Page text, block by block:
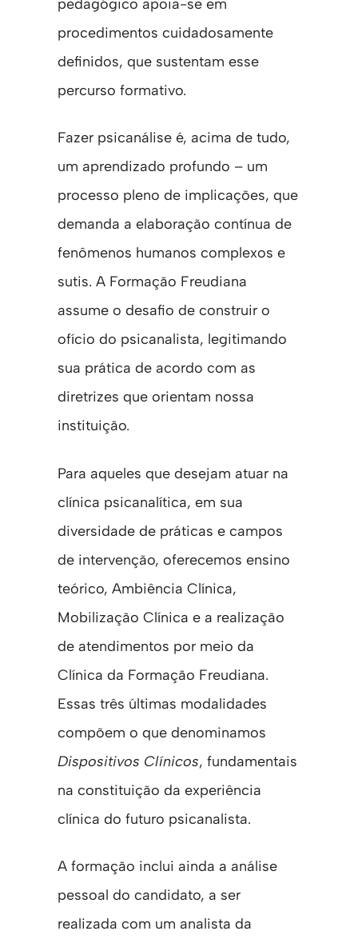
pedagógico apoia-se em
procedimentos cuidadosamente
definidos, que sustentam esse
percurso formativo.
Fazer psicanálise é, acima de tudo,
um aprendizado profundo – um
processo pleno de implicações, que
demanda a elaboração contínua de
fenômenos humanos complexos e
sutis. A Formação Freudiana
assume o desafio de construir o
ofício do psicanalista, legitimando
sua prática de acordo com as
diretrizes que orientam nossa
instituição.
Para aqueles que desejam atuar na
clínica psicanalítica, em sua
diversidade de práticas e campos
de intervenção, oferecemos ensino
teórico, Ambiência Clínica,
Mobilização Clínica e a realização
de atendimentos por meio da
Clínica da Formação Freudiana.
Essas três últimas modalidades
compõem o que denominamos
Dispositivos Clínicos, fundamentais
na constituição da experiência
clínica do futuro psicanalista.
A formação inclui ainda a análise
pessoal do candidato, a ser
realizada com um analista da